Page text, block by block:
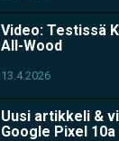
Video: Testissä
All-Wood
13.4.2026
Uusi artikkeli &
Google Pixel 10a